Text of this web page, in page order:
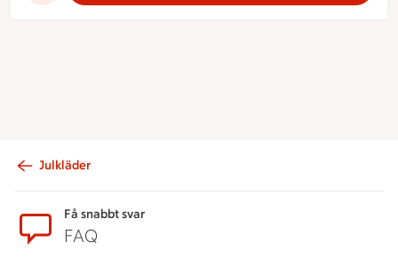
Julkläder
Få snabbt svar
FAQ